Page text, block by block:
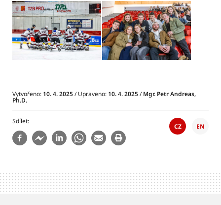
Vytvořeno: 10. 4. 2025/ Upraveno: 10. 4. 2025/Mgr. Petr Andreas,
Ph.D.
Sdílet
CZ EN